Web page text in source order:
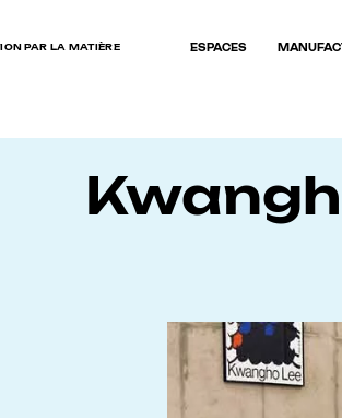
PAR LA MATIÈRE ESPACES